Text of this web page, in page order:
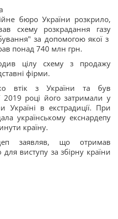
бюро України розкрило,
схему розкрадання газу
за допомогою якої з
понад 740 млн грн.
цілу схему з продажу
фірми.
втік з України та був
році його затримали у
Україні в екстрадиції. При
українському екснардепу
країну.
заявляв, що отримав
для виступу за збірну країни